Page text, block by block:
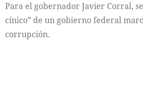
Para el gobernador Javier Corral,
cínico” de un gobierno federal
corrupción.